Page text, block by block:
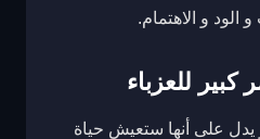
الود و الاهتمام.
للعزباء
على أنها ستعيش حياة